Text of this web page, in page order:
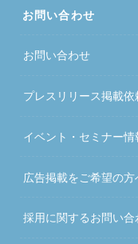
お問い合わせ
お問い合わせ
プレスリリース掲載依
イベント・セミナー
広告掲載をご希望の方
採用に関するお問い合